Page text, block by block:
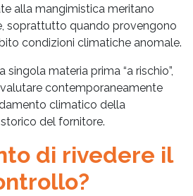
alla mangimistica meritano
soprattutto quando provengono
condizioni climatiche anomale.
singola materia prima “a rischio”,
contemporaneamente
climatico della
del fornitore.
di rivedere il